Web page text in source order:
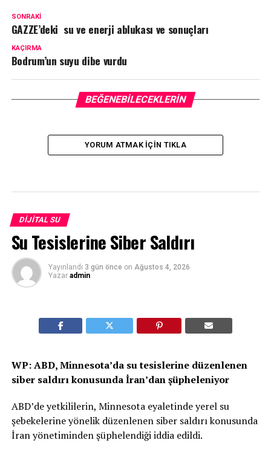
SONRAKI
GAZZE’deki su ve enerji ablukası ve sonuçları
KAÇIRMA
Bodrum’un suyu dibe vurdu
BEĞENEBILECEKLERIN
YORUM ATMAK IÇIN TIKLA
DIJITAL SU
Su Tesislerine Siber Saldırı
Yayınlandı 3 gün önce on Ağustos 4, 2026
Yazar admin
WP: ABD, Minnesota’da su tesislerine düzenlenen
siber saldırı konusunda İran’dan şüpheleniyor
ABD’de yetkililerin, Minnesota eyaletinde yerel su
şebekelerine yönelik düzenlenen siber saldırı konusunda
İran yönetiminden şüphelendiği iddia edildi.